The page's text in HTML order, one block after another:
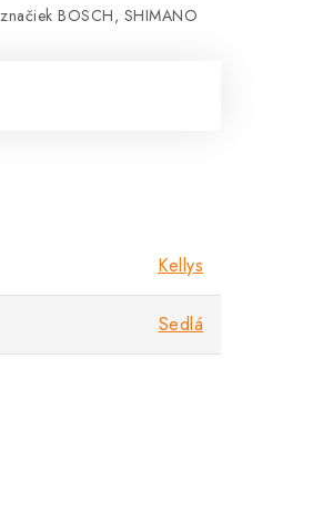
značiek BOSCH, SHIMANO
Kellys
Sedlá